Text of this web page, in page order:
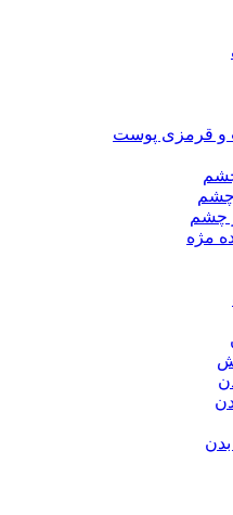
و قرمزی پوست
چشم
مژه